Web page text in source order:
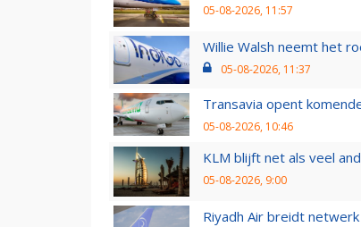
05-08-2026, 11:57
Willie Walsh neemt het
05-08-2026, 11:37
Transavia opent
05-08-2026, 10:46
KLM blijft net als veel
05-08-2026, 9:00
Riyadh Air breidt